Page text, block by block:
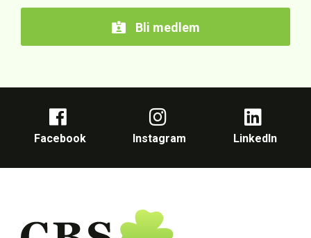
Bli medlem
Facebook Instagram LinkedIn